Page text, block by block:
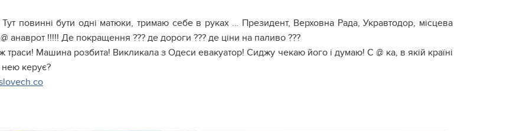
повинні бути одні матюки, тримаю себе в руках … Президент, Верховна Рада, Укравтодор, місцева
анаврот !!!!! Де покращення ??? де дороги ??? де ціни на паливо ???
траси! Машина розбита! Викликала з Одеси евакуатор! Сиджу чекаю його і думаю! С @ ка, в якій країні
керує?